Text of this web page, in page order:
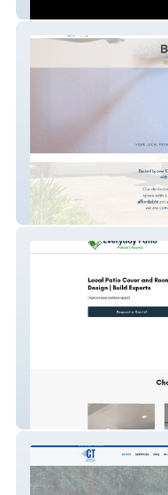
Brady Shaw Painting
Everyday Patio